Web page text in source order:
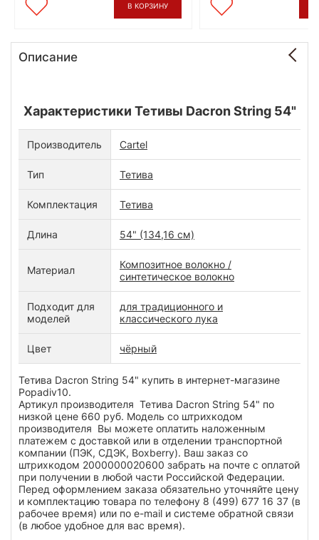
В КОРЗИНУ
Описание
Характеристики Тетивы Dacron String 54"
Производитель Cartel
Тип Тетива
Комплектация Тетива
Длина 54" (134,16 см)
Материал
Композитное волокно /
синтетическое волокно
Подходит для
моделей
для традиционного и
классического лука
Цвет чёрный
Тетива Dacron String 54" купить в интернет-магазине
Popadiv10.
Артикул производителя Тетива Dacron String 54" по
низкой цене 660 руб. Модель со штрихкодом
производителя Вы можете оплатить наложенным
платежем с доставкой или в отделении транспортной
компании (ПЭК, СДЭК, Boxberry). Ваш заказ со
штрихкодом 2000000020600 забрать на почте с оплатой
при получении в любой части Российской Федерации.
Перед оформлением заказа обязательно уточняйте цену
и комплектацию товара по телефону 8 (499) 677 16 37 (в
рабочее время) или по e-mail и системе обратной связи
(в любое удобное для вас время).